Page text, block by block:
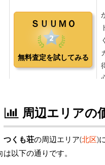
周辺エリアの
つくも荘の周辺エリア(北区)
は以下の通りです。